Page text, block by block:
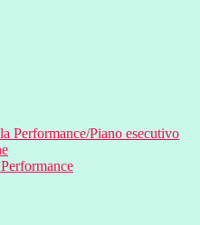
Performance/Piano esecutivo